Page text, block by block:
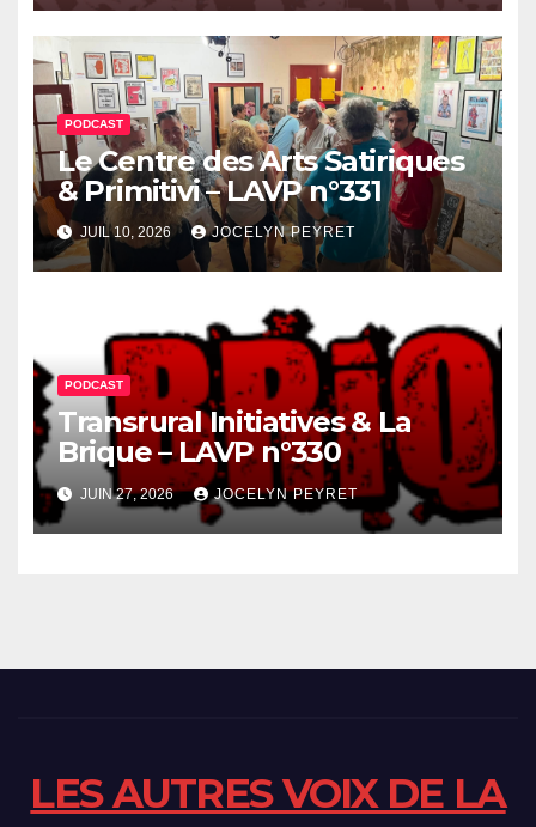
PODCAST
Le Centre des Arts Satiriques
& Primitivi – LAVP n°331
JUIL 10, 2026 JOCELYN PEYRET
PODCAST
Transrural Initiatives & La
Brique – LAVP n°330
JUIN 27, 2026 JOCELYN PEYRET
LES AUTRES VOIX DE LA